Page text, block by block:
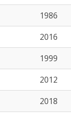
1986
2016
1999
2012
2018